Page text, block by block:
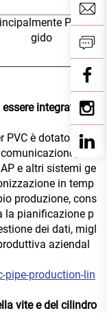
PVC ri
gido
essere integrato co
PVC è dotato di u
che
e altri sistemi ge
in temp
produzione, cons
la pianificazione p
dei dati, migl
aziendal
production-lin
vite e del cilindro